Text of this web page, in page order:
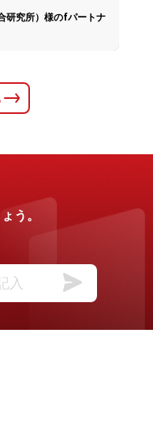
研究所）様のfパートナ
う。